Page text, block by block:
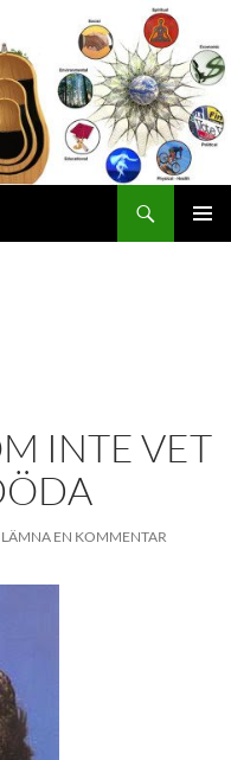
INTE VET
LÄMNA EN KOMMENTAR